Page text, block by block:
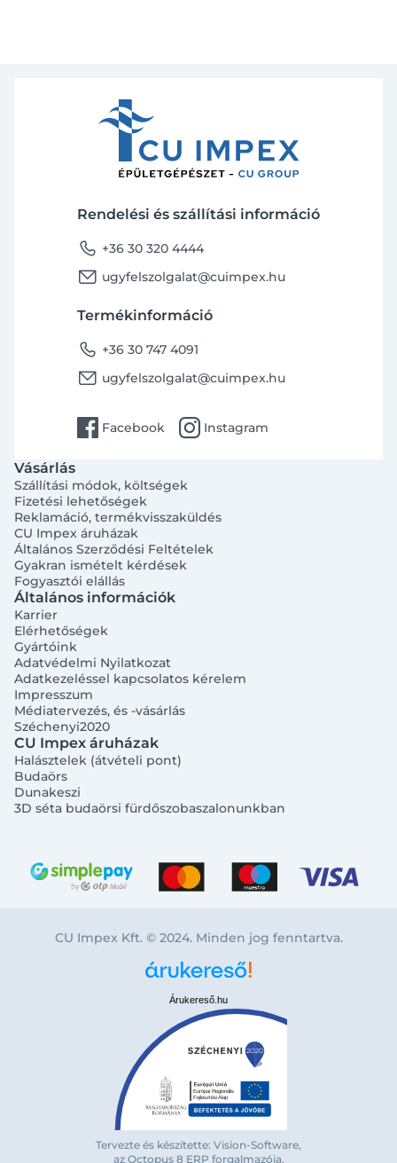
Bejelentkezés e-mail-címmel
Rendelési és szállítási információ
phone +36 30 320 4444
email ugyfelszolgalat@cuimpex.hu
Termékinformáció
phone +36 30 747 4091
email ugyfelszolgalat@cuimpex.hu
facebook Facebook instagram Instagram
Vásárlás
Szállítási módok, költségek
Fizetési lehetőségek
Reklamáció, termékvisszaküldés
CU Impex áruházak
Általános Szerződési Feltételek
Gyakran ismételt kérdések
Fogyasztói elállás
Általános információk
Karrier
Elérhetőségek
Gyártóink
Adatvédelmi Nyilatkozat
Adatkezeléssel kapcsolatos kérelem
Impresszum
Médiatervezés, és -vásárlás
Széchenyi2020
CU Impex áruházak
Halásztelek (átvételi pont)
Budaörs
Dunakeszi
3D séta budaörsi fürdőszobaszalonunkban
CU Impex Kft. © 2024. Minden jog fenntartva.
Árukereső.hu
Tervezte és készítette: Vision-Software,
az Octopus 8 ERP forgalmazója.